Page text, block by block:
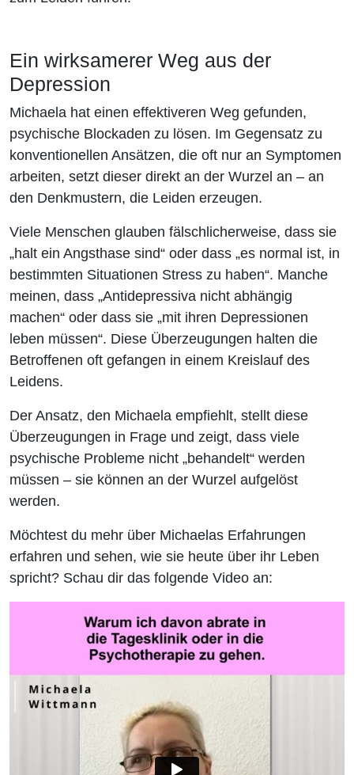
Ein wirksamerer Weg aus der
Depression
Michaela hat einen effektiveren Weg gefunden,
psychische Blockaden zu lösen. Im Gegensatz zu
konventionellen Ansätzen, die oft nur an Symptomen
arbeiten, setzt dieser direkt an der Wurzel an – an
den Denkmustern, die Leiden erzeugen.
Viele Menschen glauben fälschlicherweise, dass sie
„halt ein Angsthase sind“ oder dass „es normal ist, in
bestimmten Situationen Stress zu haben“. Manche
meinen, dass „Antidepressiva nicht abhängig
machen“ oder dass sie „mit ihren Depressionen
leben müssen“. Diese Überzeugungen halten die
Betroffenen oft gefangen in einem Kreislauf des
Leidens.
Der Ansatz, den Michaela empfiehlt, stellt diese
Überzeugungen in Frage und zeigt, dass viele
psychische Probleme nicht „behandelt“ werden
müssen – sie können an der Wurzel aufgelöst
werden.
Möchtest du mehr über Michaelas Erfahrungen
erfahren und sehen, wie sie heute über ihr Leben
spricht? Schau dir das folgende Video an: